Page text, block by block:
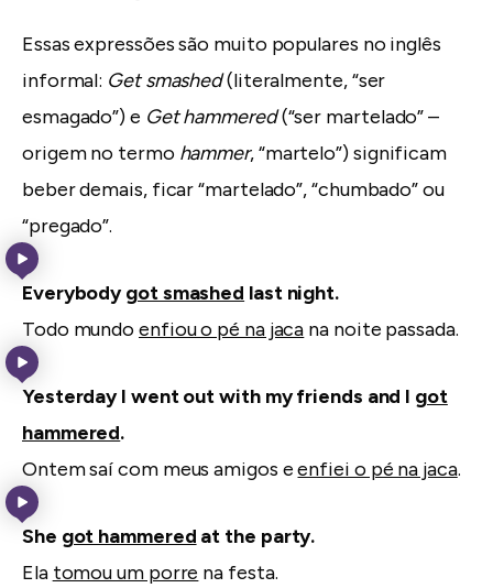
Essas expressões são muito populares no inglês
informal: Get smashed(literalmente, “ser
esmagado”) e Get hammered(“ser martelado” –
origem no termo hammer, “martelo”) significam
beber demais, ficar “martelado”, “chumbado” ou
“pregado”.
Everybodygot smashed last night.
Todo mundoenfiou o pé na jaca na noite passada.
Yesterday I went out with my friends and I got
hammered.
Ontem saí com meus amigos eenfiei o pé na jaca.
She got hammered at the party.
Ela tomou um porre na festa.